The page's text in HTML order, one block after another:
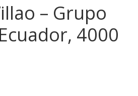
– Grupo
4000